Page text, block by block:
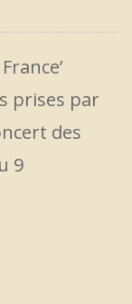
prises par
des
9